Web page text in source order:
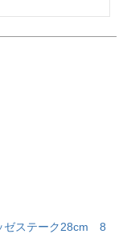
ゼステーク28cm 8